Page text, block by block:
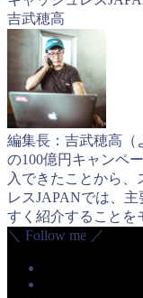
吉武穂高
編集長：吉武穂高（
の100億円キャンペ
入できたことから、
レスJAPANでは、
すく紹介することを
＼ Follow me ／